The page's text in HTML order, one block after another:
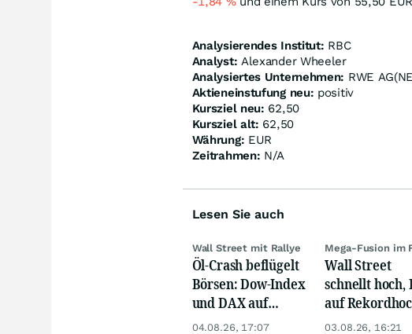
Analysierendes Institut: RBC
Analyst: Alexander Wheeler
Analysiertes Unternehmen: RWE
Aktieneinstufung neu: positiv
Kursziel neu: 62,50
Kursziel alt: 62,50
Währung: EUR
Zeitrahmen: N/A
Lesen Sie auch
Wall Street mit Rallye
Öl-Crash beflügelt
Börsen: Dow-Index
und DAX auf
Rekord, Gold zieht
04.08.26, 17:07
Mega-Fusion im
Wall Street
schnellt hoch,
auf
dank Öl-Absturz
03.08.26, 16:21